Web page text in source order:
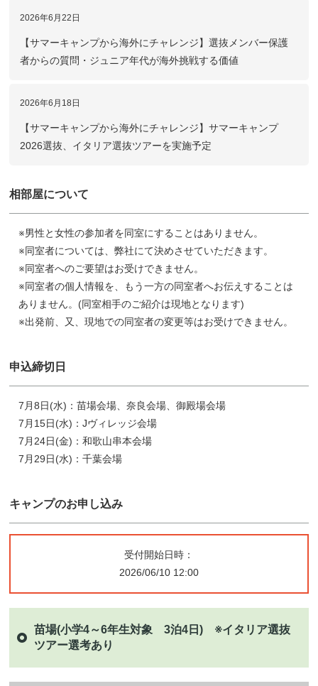
2026年6月22日
【サマーキャンプから海外にチャレンジ】選抜メンバー保護
者からの質問・ジュニア年代が海外挑戦する価値
2026年6月18日
【サマーキャンプから海外にチャレンジ】サマーキャンプ
2026選抜、イタリア選抜ツアーを実施予定
相部屋について
※男性と女性の参加者を同室にすることはありません。
※同室者については、弊社にて決めさせていただきます。
※同室者へのご要望はお受けできません。
※同室者の個人情報を、もう一方の同室者へお伝えすることは
ありません。(同室相手のご紹介は現地となります)
※出発前、又、現地での同室者の変更等はお受けできません。
申込締切日
7月8日(水)：苗場会場、奈良会場、御殿場会場
7月15日(水)：Jヴィレッジ会場
7月24日(金)：和歌山串本会場
7月29日(水)：千葉会場
キャンプのお申し込み
受付開始日時：
2026/06/10 12:00
苗場(小学4～6年生対象 3泊4日) ※イタリア選抜
ツアー選考あり